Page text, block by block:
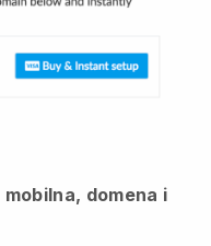
domena i